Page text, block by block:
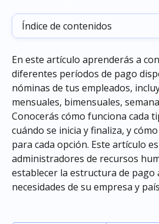
Índice de contenidos
En este artículo aprenderás a
diferentes períodos de pago
nóminas de tus empleados,
mensuales, bimensuales,
Conocerás cómo funciona cada
cuándo se inicia y finaliza, y
para cada opción. Este artículo
administradores de recursos
establecer la estructura de pago
necesidades de su empresa y